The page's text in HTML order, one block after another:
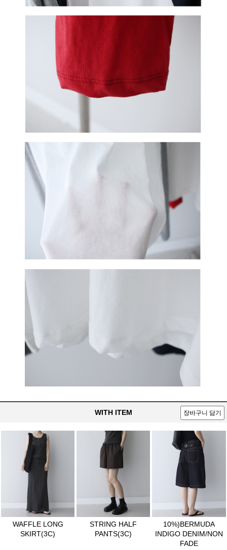
WITH ITEM 장바구니 담기
WAFFLE LONG
SKIRT(3C)
STRING HALF
PANTS(3C)
10%)BERMUDA
INDIGO DENIM/NON
FADE